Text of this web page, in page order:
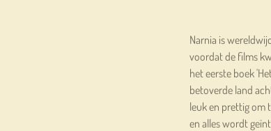
Narnia is
voordat de films
het eerste boek
betoverde land
leuk en prettig om
en alles wordt